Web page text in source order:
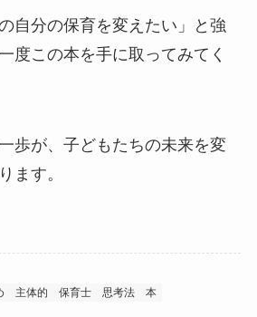
自分の保育を変えたい」と強
度この本を手に取ってみてく
歩が、子どもたちの未来を変
ます。
主体的 保育士 思考法 本